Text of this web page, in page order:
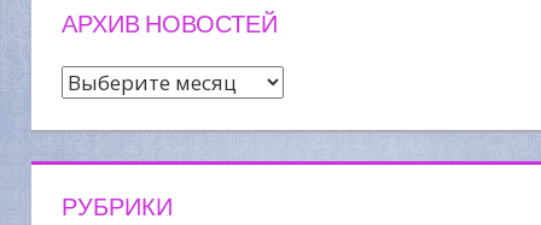
АРХИВ НОВОСТЕЙ
Архив
РУБРИКИ